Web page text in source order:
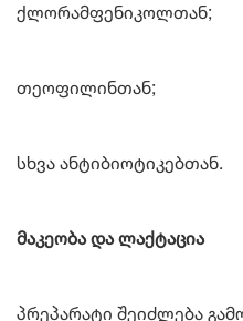
ქლორამფენიკოლთან;
თეოფილინთან;
სხვა ანტიბიოტიკებთან.
მაკეობა და ლაქტაცია
პრეპარატი შეიძლება